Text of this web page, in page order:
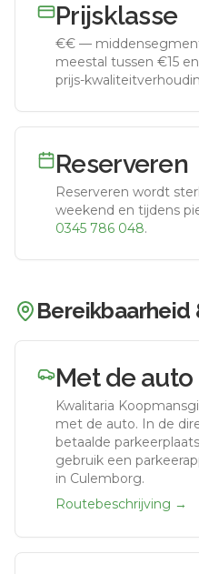
Prijsklasse
€€ —
meestal tussen €15
prijs-
Reserveren
Reserveren wordt
weekend en tijdens
0345 786 048.
Bereikbaarheid
Met de auto
Kwalitaria
met de auto. In de
betaalde
gebruik een
in Culemborg.
Routebeschrijving →